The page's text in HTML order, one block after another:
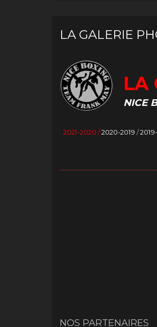
LA GALERIE
LA
NICE
2021-2020 / 2020-2019 /
NOS PARTENAIRES